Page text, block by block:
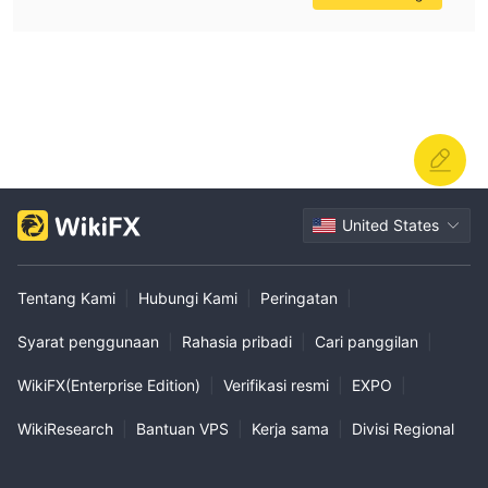
United States
Tentang Kami Hubungi Kami Peringatan
Syarat penggunaan Rahasia pribadi Cari panggilan
WikiFX(Enterprise Edition) Verifikasi resmi EXPO
WikiResearch Bantuan VPS Kerja sama Divisi Regional